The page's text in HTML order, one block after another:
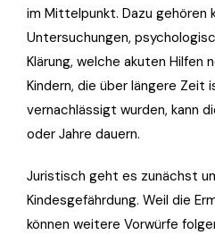
im Mittelpunkt. Dazu gehören
Untersuchungen,
Klärung, welche akuten Hilfen
Kindern, die über längere Zeit
vernachlässigt wurden, kann
oder Jahre dauern.
Juristisch geht es zunächst
Kindesgefährdung. Weil die
können weitere Vorwürfe